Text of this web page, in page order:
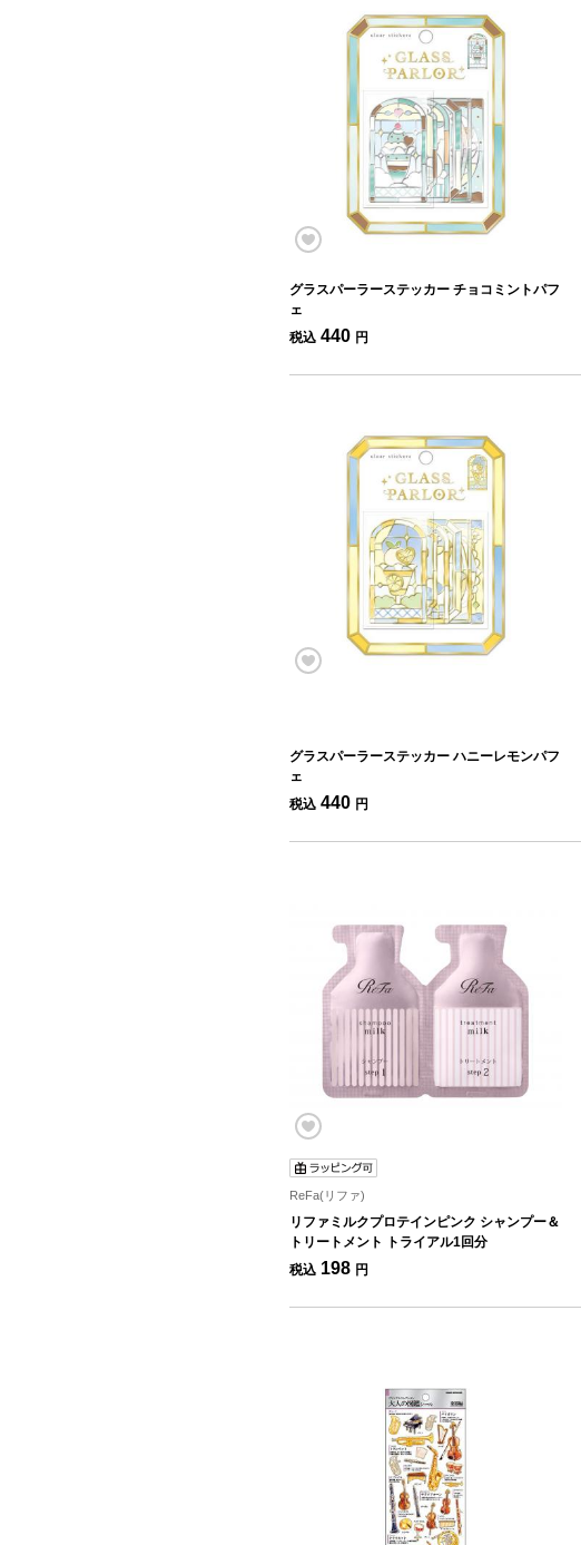
グラスパーラーステッカー チョコミントパフ
ェ
税込 440 円
グラスパーラーステッカー ハニーレモンパフ
ェ
税込 440 円
ReFa(リファ)
リファミルクプロテインピンク シャンプー＆
トリートメント トライアル1回分
税込 198 円